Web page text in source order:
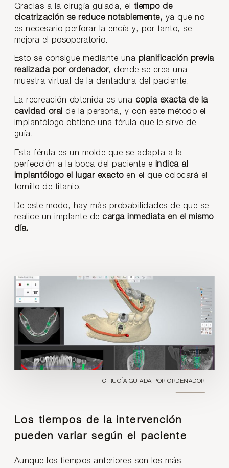
Gracias a la cirugía guiada, el
tiempo de
cicatrización se reduce notablemente, ya que no
es necesario perforar la encía y, por tanto, se
mejora el posoperatorio.
Esto se consigue mediante una planificación previa
realizada por ordenador, donde se crea una
muestra virtual de la dentadura del paciente.
La recreación obtenida es una copia exacta de la
cavidad oral de la persona, y con este método el
implantólogo obtiene una férula que le sirve de
guía.
Esta férula es un molde que se adapta a la
perfección a la boca del paciente e indica al
implantólogo el lugar exactoen el que colocará el
tornillo de titanio.
De este modo, hay más probabilidades de que se
realice un implante de carga inmediata en el mismo
día.
CIRUGÍA GUIADA POR ORDENADOR
Los tiempos de la intervención
pueden variar según el paciente
Aunque los tiempos anteriores son los más